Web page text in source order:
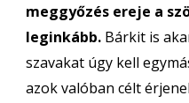
meggyőzés ereje a
leginkább. Bárkit is
szavakat úgy kell
azok valóban célt